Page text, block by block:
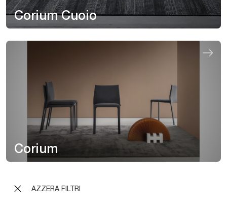
AZZERA FILTRI
Corium Cuoio
Corium